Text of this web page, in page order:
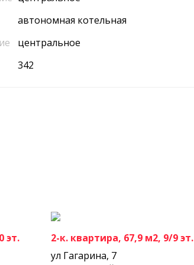
автономная котельная
центральное
342
эт.
2-к. квартира, 67,9 м2, 9/9 эт.
ул Гагарина, 7